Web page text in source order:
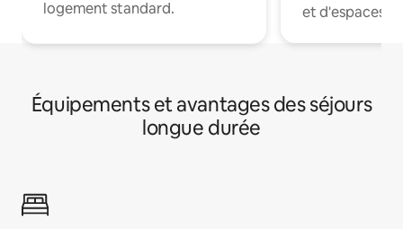
logement standard.
et d'espaces
Équipements et avantages des séjours
longue durée